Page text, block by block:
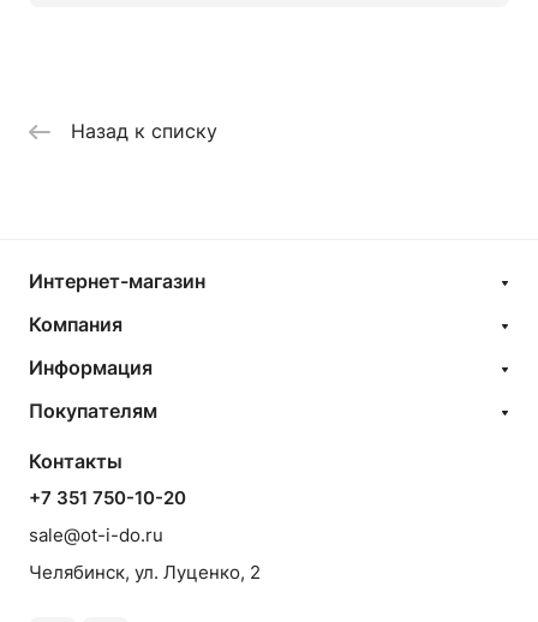
Назад к списку
Интернет-магазин
Компания
Информация
Покупателям
Контакты
+7 351 750-10-20
sale@ot-i-do.ru
Челябинск, ул. Луценко, 2